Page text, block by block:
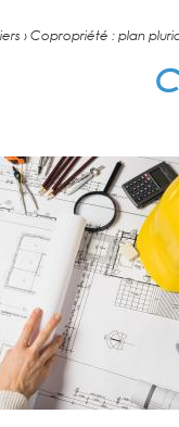
› Copropriété : plan